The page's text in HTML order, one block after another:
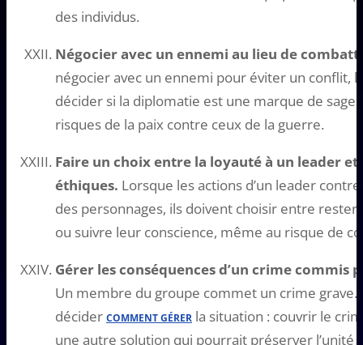
des individus.
Négocier avec un ennemi au lieu de
négocier avec un ennemi pour éviter un conflit,
décider si la diplomatie est une marque de
risques de la paix contre ceux de la guerre.
Faire un choix entre la loyauté à un leader
éthiques. Lorsque les actions d’un leader
des personnages, ils doivent choisir entre rester
ou suivre leur conscience, même au risque de
Gérer les conséquences d’un crime commis
Un membre du groupe commet un crime
décider COMMENT GÉRER la situation : couvrir le
une autre solution qui pourrait préserver l’unité